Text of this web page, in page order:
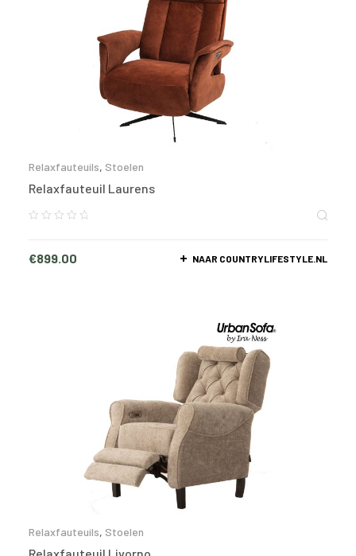
Relaxfauteuils, Stoelen
Relaxfauteuil Laurens
€899.00 NAAR COUNTRYLIFESTYLE.NL
Relaxfauteuils, Stoelen
Relaxfauteuil Livorno